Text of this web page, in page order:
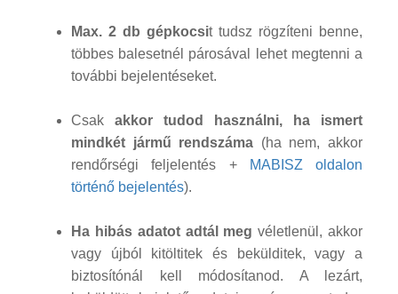
Max. 2 db gépkocsit tudsz rögzíteni benne,
többes balesetnél párosával lehet megtenni a
további bejelentéseket.
Csak akkor tudod használni, ha ismert
mindkét jármű rendszáma (ha nem, akkor
rendőrségi feljelentés +
MABISZ oldalon
történő bejelentés).
Ha hibás adatot adtál meg véletlenül, akkor
vagy újból kitöltitek és bekülditek, vagy a
biztosítónál kell módosítanod. A lezárt,